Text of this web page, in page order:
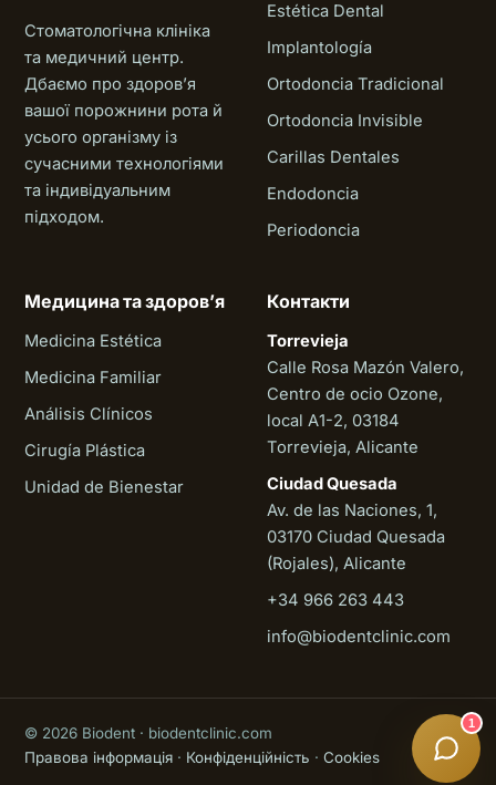
Стоматологічна клініка
та медичний центр.
Дбаємо про здоровʼя
вашої порожнини рота й
усього організму із
сучасними технологіями
та індивідуальним
підходом.
Estética Dental
Implantología
Ortodoncia Tradicional
Ortodoncia Invisible
Carillas Dentales
Endodoncia
Periodoncia
Медицина та здоровʼя
Medicina Estética
Medicina Familiar
Análisis Clínicos
Cirugía Plástica
Unidad de Bienestar
Контакти
Torrevieja
Calle Rosa Mazón Valero,
Centro de ocio Ozone,
local A1-2, 03184
Torrevieja, Alicante
Ciudad Quesada
Av. de las Naciones, 1,
03170 Ciudad Quesada
(Rojales), Alicante
+34 966 263 443
info@biodentclinic.com
© 2026 Biodent · biodentclinic.com
Правова інформація · Конфіденційність · Cookies
1